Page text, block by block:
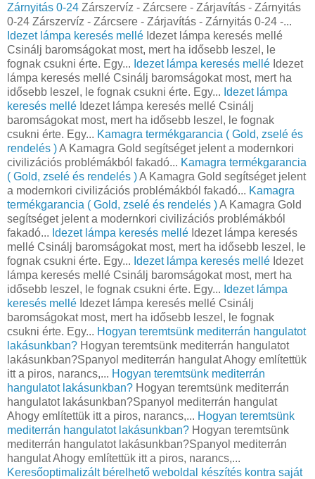
Zárnyitás 0-24 Zárszervíz - Zárcsere - Zárjavítás - Zárnyitás
0-24 Zárszervíz - Zárcsere - Zárjavítás - Zárnyitás 0-24 -...
Idezet lámpa keresés mellé Idezet lámpa keresés mellé
Csinálj baromságokat most, mert ha idősebb leszel, le
fognak csukni érte. Egy... Idezet lámpa keresés mellé Idezet
lámpa keresés mellé Csinálj baromságokat most, mert ha
idősebb leszel, le fognak csukni érte. Egy... Idezet lámpa
keresés mellé Idezet lámpa keresés mellé Csinálj
baromságokat most, mert ha idősebb leszel, le fognak
csukni érte. Egy... Kamagra termékgarancia ( Gold, zselé és
rendelés )A Kamagra Gold segítséget jelent a modernkori
civilizációs problémákból fakadó... Kamagra termékgarancia
( Gold, zselé és rendelés )A Kamagra Gold segítséget jelent
a modernkori civilizációs problémákból fakadó... Kamagra
termékgarancia ( Gold, zselé és rendelés )A Kamagra Gold
segítséget jelent a modernkori civilizációs problémákból
fakadó... Idezet lámpa keresés mellé Idezet lámpa keresés
mellé Csinálj baromságokat most, mert ha idősebb leszel, le
fognak csukni érte. Egy... Idezet lámpa keresés mellé Idezet
lámpa keresés mellé Csinálj baromságokat most, mert ha
idősebb leszel, le fognak csukni érte. Egy... Idezet lámpa
keresés mellé Idezet lámpa keresés mellé Csinálj
baromságokat most, mert ha idősebb leszel, le fognak
csukni érte. Egy... Hogyan teremtsünk mediterrán hangulatot
lakásunkban? Hogyan teremtsünk mediterrán hangulatot
lakásunkban?Spanyol mediterrán hangulat Ahogy említettük
itt a piros, narancs,... Hogyan teremtsünk mediterrán
hangulatot lakásunkban? Hogyan teremtsünk mediterrán
hangulatot lakásunkban?Spanyol mediterrán hangulat
Ahogy említettük itt a piros, narancs,... Hogyan teremtsünk
mediterrán hangulatot lakásunkban? Hogyan teremtsünk
mediterrán hangulatot lakásunkban?Spanyol mediterrán
hangulat Ahogy említettük itt a piros, narancs,...
Keresőoptimalizált bérelhető weboldal készítés kontra saját